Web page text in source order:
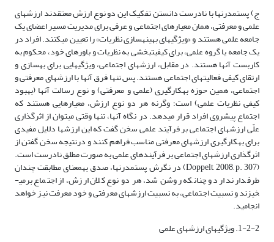
ج) پست­مدرن­ها با نادرست دانستن تفکیک این دو نوع ارزش معتقدند ارزش­های
علمی و معرفتی، همان معیارهای اجتماعی و عرفی برای مدیریت مسیر اعضای یک
جامعه علمی هستند و «ویژگی­های بهینه­سازی نظریات» را تعیین می­کنند. افراد در
یک جامعه یا گروه علمی، برای کیفیت­بخشی به نظریات و باورهای خود، محکوم به
کاربست آنها هستند. در مقابل، ارزش­های اجتماعی، ویژگی­هایی برای به­سازی و
ارتقای کیفی فعالیت­های اجتماعی هستند. پس تنها فرق آنها با ارزش­های معرفتی و
اجتماعی، همین حوزه به­کارگیری (علمی و معرفتی) و نوع رسالت آنها (بهبود
کیفی نظریات علمی) است؛ وگرنه هر دو نوع ارزش، معیارهایی هستند که
اجتماع پیش­روی افراد قرار می­دهد. در نگاه آنها، تنها وقتی می­توان از اثرگذاری
علّی ارزش­های اجتماعی بر فرآیند علمی سخن گفت که این ارزش­ها دلایل مفیدی
برای به­کارگیری ارزش­های معرفتی مناسب فراهم کنند و درنتیجه سخن گفتن از
اثرگذاری ارزش­های اجتماعی بر فرآیندهای علمی به صورت مطلق نادرست است.
(Doppelt, 2008, p. 307) در نگرش پست­مدرن­ها، صدق به­معنای مطابقت چندان
طرفدار ندارد و چنان­که روشن شد، هر دو نوع کلان ارزش، از اجتماع برمی­
خیزند و نسبیت اجتماعی، به نسبیت ارزش­های معرفتی و خود معرفت نیز خواهد
انجامید.
1-2-2. ویژگی­های ارزش­های علمی